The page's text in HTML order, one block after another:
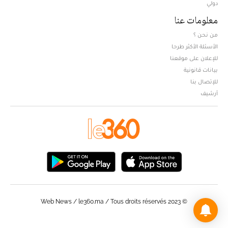
دولي
معلومات عنا
من نحن ؟
الأسئلة الأكثر طرحا
للإعلان على موقعنا
بيانات قانونية
للإتصال بنا
أرشيف
© Web News / le360.ma / Tous droits réservés 2023